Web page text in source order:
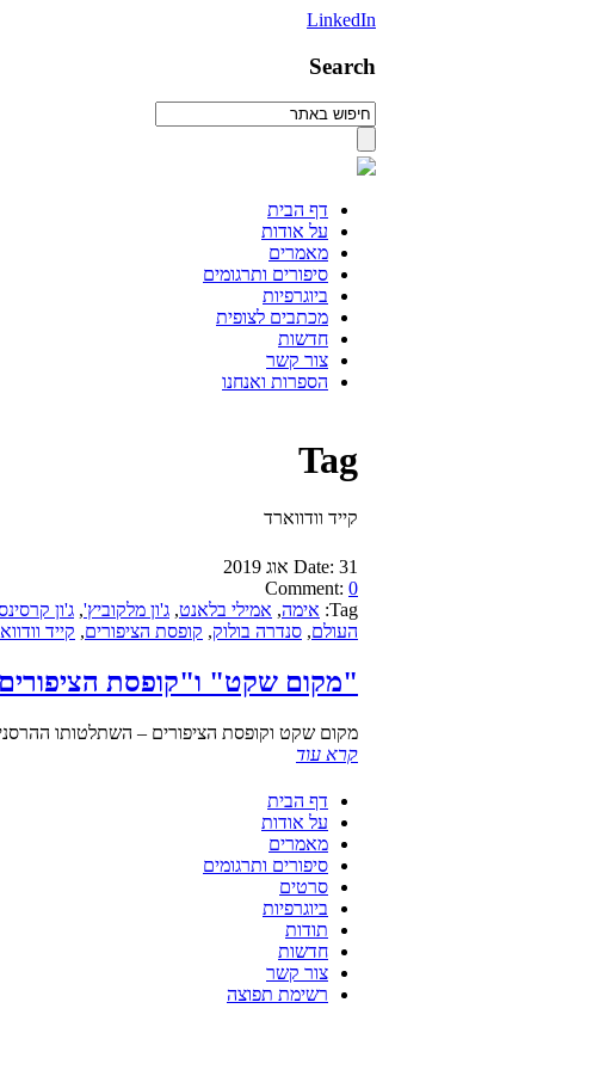
LinkedIn
Search
דף הבית
על אודות
מאמרים
סיפורים ותרגומים
ביוגרפיות
מכתבים לצופית
חדשות
צור קשר
הספרות ואנחנו
Tag
קייד וודווארד
Date: 31 אוג 2019
Comment: 0
Tag: אימה, אמילי בלאנט, ג'ון מלקוביץ', ג'ון
העולם, סנדרה בולוק, קופסת הציפורים, קייד
"מקום שקט" ו"קופסת
מקום שקט וקופסת הציפורים – השתלטותו
קרא עוד
דף הבית
על אודות
מאמרים
סיפורים ותרגומים
סרטים
ביוגרפיות
תודות
חדשות
צור קשר
רשימת תפוצה